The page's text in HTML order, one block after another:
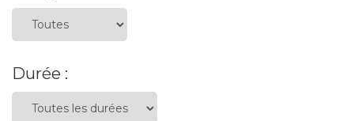
Durée :